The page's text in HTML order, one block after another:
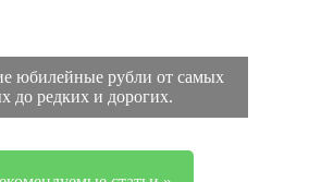
юбилейные рубли от самых
до редких и дорогих.